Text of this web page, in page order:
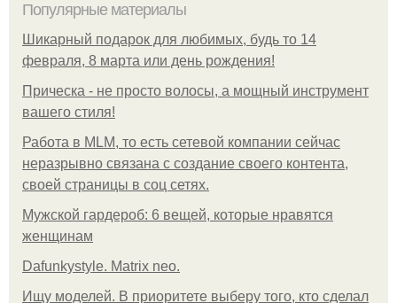
Популярные материалы
Шикарный подарок для любимых, будь то 14
февраля, 8 марта или день рождения!
Прическа - не просто волосы, а мощный инструмент
вашего стиля!
Работа в MLM, то есть сетевой компании сейчас
неразрывно связана с создание своего контента,
своей страницы в соц сетях.
Мужской гардероб: 6 вещей, которые нравятся
женщинам
Dafunkystyle. Matrix neo.
Ищу моделей. В приоритете выберу того, кто сделал